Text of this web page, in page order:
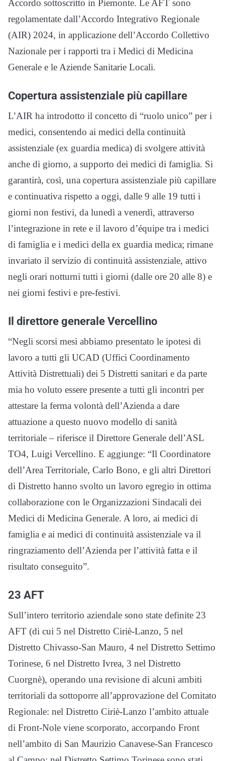
Accordo sottoscritto in Piemonte. Le AFT sono
regolamentate dall’Accordo Integrativo Regionale
(AIR) 2024, in applicazione dell’Accordo Collettivo
Nazionale per i rapporti tra i Medici di Medicina
Generale e le Aziende Sanitarie Locali.
Copertura assistenziale più capillare
L’AIR ha introdotto il concetto di “ruolo unico” per i
medici, consentendo ai medici della continuità
assistenziale (ex guardia medica) di svolgere attività
anche di giorno, a supporto dei medici di famiglia. Si
garantirà, così, una copertura assistenziale più capillare
e continuativa rispetto a oggi, dalle 9 alle 19 tutti i
giorni non festivi, da lunedì a venerdì, attraverso
l’integrazione in rete e il lavoro d’équipe tra i medici
di famiglia e i medici della ex guardia medica; rimane
invariato il servizio di continuità assistenziale, attivo
negli orari notturni tutti i giorni (dalle ore 20 alle 8) e
nei giorni festivi e pre-festivi.
Il direttore generale Vercellino
“Negli scorsi mesi abbiamo presentato le ipotesi di
lavoro a tutti gli UCAD (Uffici Coordinamento
Attività Distrettuali) dei 5 Distretti sanitari e da parte
mia ho voluto essere presente a tutti gli incontri per
attestare la ferma volontà dell’Azienda a dare
attuazione a questo nuovo modello di sanità
territoriale – riferisce il Direttore Generale dell’ASL
TO4, Luigi Vercellino. E aggiunge: “Il Coordinatore
dell’Area Territoriale, Carlo Bono, e gli altri Direttori
di Distretto hanno svolto un lavoro egregio in ottima
collaborazione con le Organizzazioni Sindacali dei
Medici di Medicina Generale. A loro, ai medici di
famiglia e ai medici di continuità assistenziale va il
ringraziamento dell’Azienda per l’attività fatta e il
risultato conseguito”.
23 AFT
Sull’intero territorio aziendale sono state definite 23
AFT (di cui 5 nel Distretto Ciriè-Lanzo, 5 nel
Distretto Chivasso-San Mauro, 4 nel Distretto Settimo
Torinese, 6 nel Distretto Ivrea, 3 nel Distretto
Cuorgnè), operando una revisione di alcuni ambiti
territoriali da sottoporre all’approvazione del Comitato
Regionale: nel Distretto Ciriè-Lanzo l’ambito attuale
di Front-Nole viene scorporato, accorpando Front
nell’ambito di San Maurizio Canavese-San Francesco